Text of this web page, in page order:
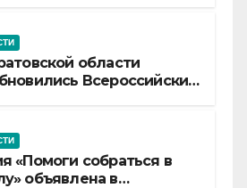
области
Всероссийские
«Помоги собраться в
объявлена в